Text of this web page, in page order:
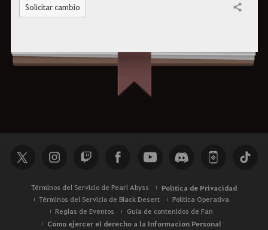
Solicitar cambio Compartir
Términos del Servicio de Pearl Abyss Política de Privacidad
Términos del Servicio de Black Desert
Política Operativa
Reglas de Eventos
Guía de contenidos de Fan
Cómo ejercer el derecho a la Información Personal